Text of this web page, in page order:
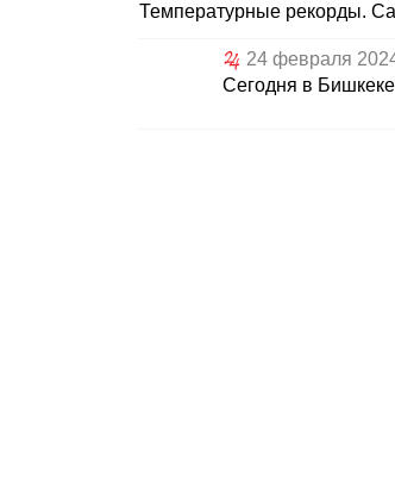
Температурные рекорды.
24 февраля
Сегодня в